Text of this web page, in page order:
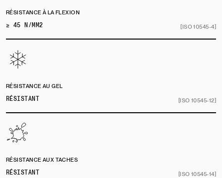
RÉSISTANCE À LA FLEXION
≥ 45 N/MM2
[ISO 10545-4]
RÉSISTANCE AU GEL
RÉSISTANT
[ISO 10545-12]
RÉSISTANCE AUX TACHES
RÉSISTANT
[ISO 10545-14]